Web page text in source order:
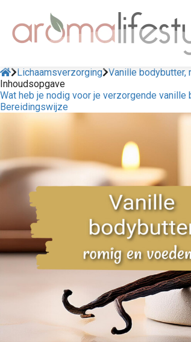
Lichaamsverzorging Vanille bodybutter,
Inhoudsopgave
Wat heb je nodig voor je verzorgende vanille
Bereidingswijze